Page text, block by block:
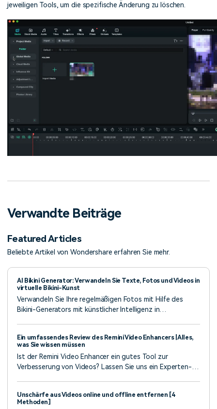
jeweiligen Tools, um die spezifische Änderung zu löschen.
Verwandte Beiträge
Featured Articles
Beliebte Artikel von Wondershare erfahren Sie mehr.
AI Bikini Generator: Verwandeln Sie Texte, Fotos und Videos in
virtuelle Bikini-Kunst
Verwandeln Sie Ihre regelmäßigen Fotos mit Hilfe des
Bikini-Generators mit künstlicher Intelligenz in
Intelligenz kostenlos zu entwerfen.
Ein umfassendes Review des Remini Video Enhancers | Alles,
was Sie wissen müssen
Ist der Remini Video Enhancer ein gutes Tool zur
Verbesserung von Videos? Lassen Sie uns ein Experten-
Unschärfe aus Videos online und offline entfernen [4
Methoden]